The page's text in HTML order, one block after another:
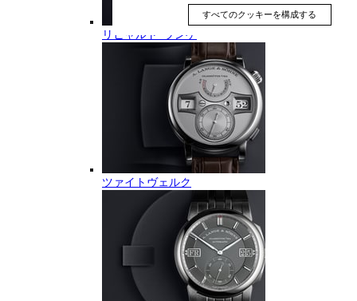
リヒャルト･ランゲ
ツァイトヴェルク
すべてのクッキーを構成する